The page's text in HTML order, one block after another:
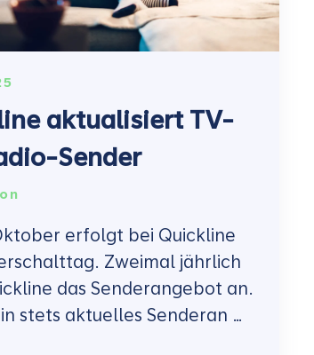
aktualisiert TV-
Sender
erfolgt bei Quickline
Zweimal jährlich
das Senderangebot an.
stets aktuelles Senderan …